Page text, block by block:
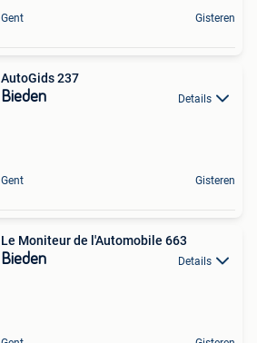
Gent Gisteren
AutoGids 237
Bieden Details
Gent Gisteren
Le Moniteur de l'Automobile 663
Bieden Details